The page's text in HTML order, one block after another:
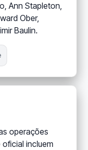
Ann Stapleton,
Ober,
Baulin.
operações
incluem